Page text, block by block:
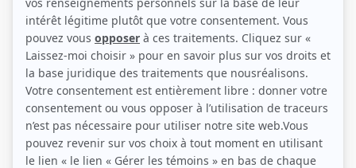
Croteau, Pierre Véronneau, Les Publications du Québec)
Liens
Fiche de La maisonnée: Ben à partir d'astheuresur Showbizz.net
Genre
Téléthéâtre ou dramatique
Réalisation